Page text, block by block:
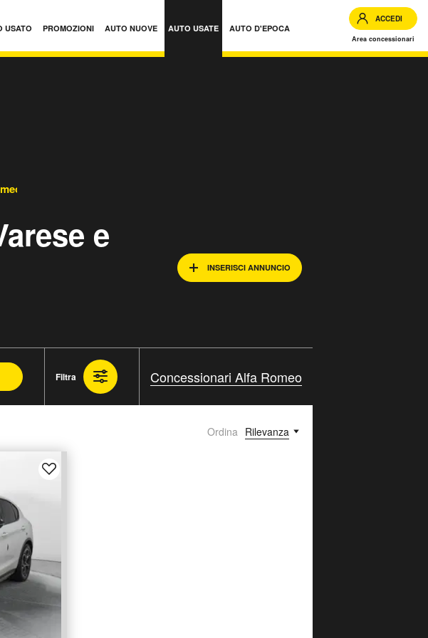
USATO PROMOZIONI AUTO NUOVE AUTO USATE AUTO D'EPOCA
ACCEDI
Area concessionari
Stelvio usate in Lombardia
e
INSERISCI ANNUNCIO
Filtra Concessionari Alfa Romeo
Ordina Rilevanza